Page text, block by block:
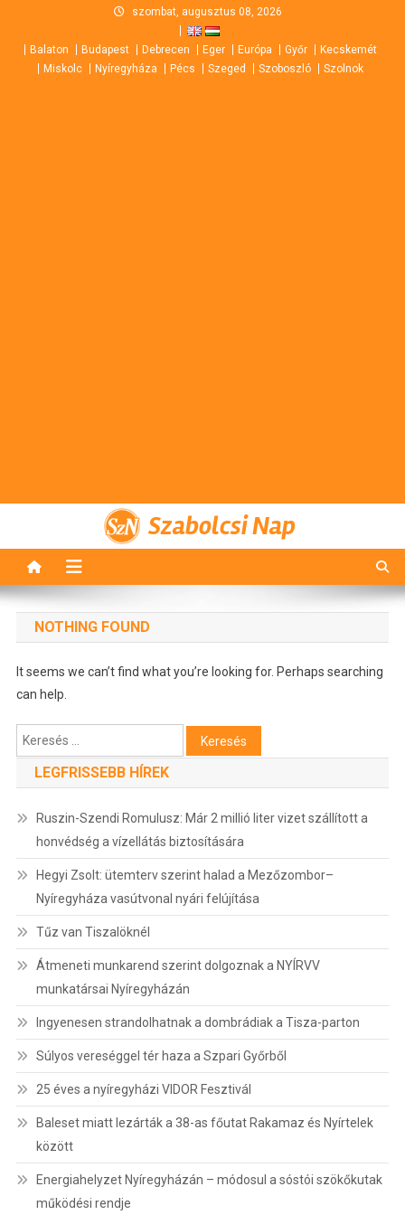
content
szombat, augusztus 08, 2026
Balaton Budapest Debrecen Eger Európa Győr
Kecskemét
Miskolc
Nyíregyháza Pécs Szeged Szoboszló Szolnok
Szabolcsi Nap
NOTHING FOUND
It seems we can’t find what you’re looking for. Perhaps searching
can help.
Keresés:
LEGFRISSEBB HÍREK
Ruszin-Szendi Romulusz: Már 2 millió liter vizet szállított a
honvédség a vízellátás biztosítására
Hegyi Zsolt: ütemterv szerint halad a Mezőzombor–
Nyíregyháza vasútvonal nyári felújítása
Tűz van Tiszalöknél
Átmeneti munkarend szerint dolgoznak a NYÍRVV
munkatársai Nyíregyházán
Ingyenesen strandolhatnak a dombrádiak a Tisza-parton
Súlyos vereséggel tér haza a Szpari Győrből
25 éves a nyíregyházi VIDOR Fesztivál
Baleset miatt lezárták a 38-as főutat Rakamaz és Nyírtelek
között
Energiahelyzet Nyíregyházán – módosul a sóstói szökőkutak
működési rendje